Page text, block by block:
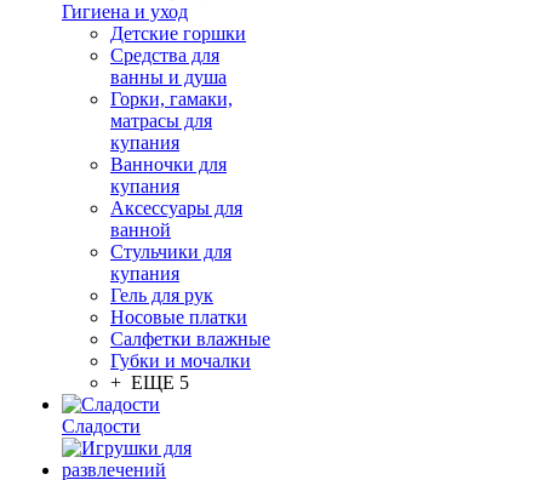
Гигиена и уход
Детские горшки
Средства для
ванны и душа
Горки, гамаки,
матрасы для
купания
Ванночки для
купания
Аксессуары для
ванной
Стульчики для
купания
Гель для рук
Носовые платки
Салфетки влажные
Губки и мочалки
+ ЕЩЕ 5
Сладости